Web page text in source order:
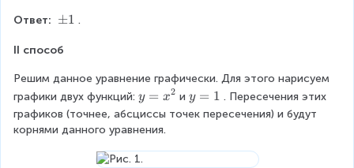
L
t
ri
h
t
a
Ответ: \
m
±1 .
II способ
Решим данное уравнение графически. Для этого нарисуем
графики двух функций: y
=
x
2
y = x2 и y
=
y = 1 . Пересечения этих
графиков (точнее, абсциссы точек пересечения) и будут
корнями данного уравнения.